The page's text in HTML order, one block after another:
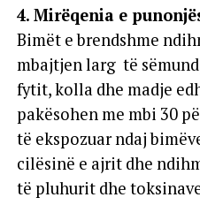
4. Mirëqenia e
Bimët e brendshme
mbajtjen larg të
fytit, kolla dhe madje
pakësohen me mbi 30
të ekspozuar ndaj
cilësinë e ajrit dhe
të pluhurit dhe